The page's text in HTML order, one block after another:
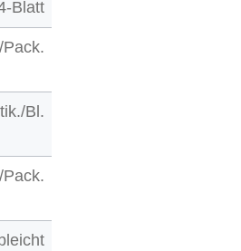
Blatt
Bl.